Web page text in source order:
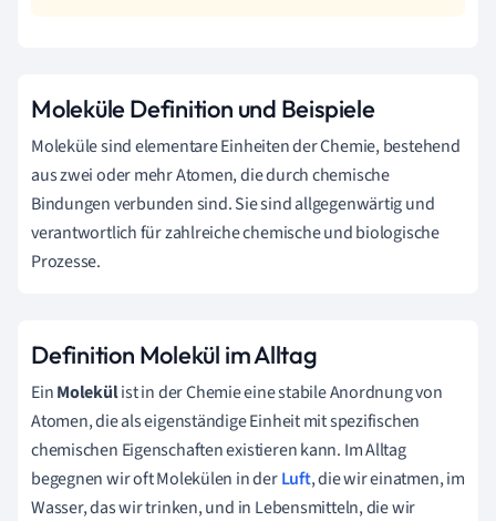
Moleküle Definition und Beispiele
Moleküle sind elementare Einheiten der Chemie, bestehend
aus zwei oder mehr Atomen, die durch chemische
Bindungen verbunden sind. Sie sind allgegenwärtig und
verantwortlich für zahlreiche chemische und biologische
Prozesse.
Definition Molekül im Alltag
EinMolekülist in der Chemie eine stabile Anordnung von
Atomen, die als eigenständige Einheit mit spezifischen
chemischen Eigenschaften existieren kann. Im Alltag
begegnen wir oft Molekülen in derLuft, die wir einatmen, im
Wasser, das wir trinken, und in Lebensmitteln, die wir